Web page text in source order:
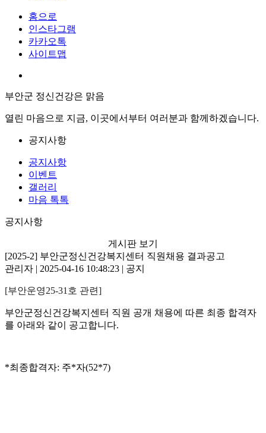
홈으로
인스타그램
카카오톡
사이트맵
부안군 정신건강은 맑음
열린 마음으로 지금, 이곳에서부터 여러분과 함께하겠습니다.
공지사항
공지사항
이벤트
갤러리
마음 톡톡
공지사항
게시판 보기
[2025-2] 부안군정신건강복지센터 직원채용 결과공고
관리자 | 2025-04-16 10:48:23 | 공지
[부안운영25-31 호 관련]
부안군정신건강복지센터 직원 공개 채용에 따른 최종 합격자
를 아래와 같이 공고합니다.
*최종합격자: 주*자(52*7)